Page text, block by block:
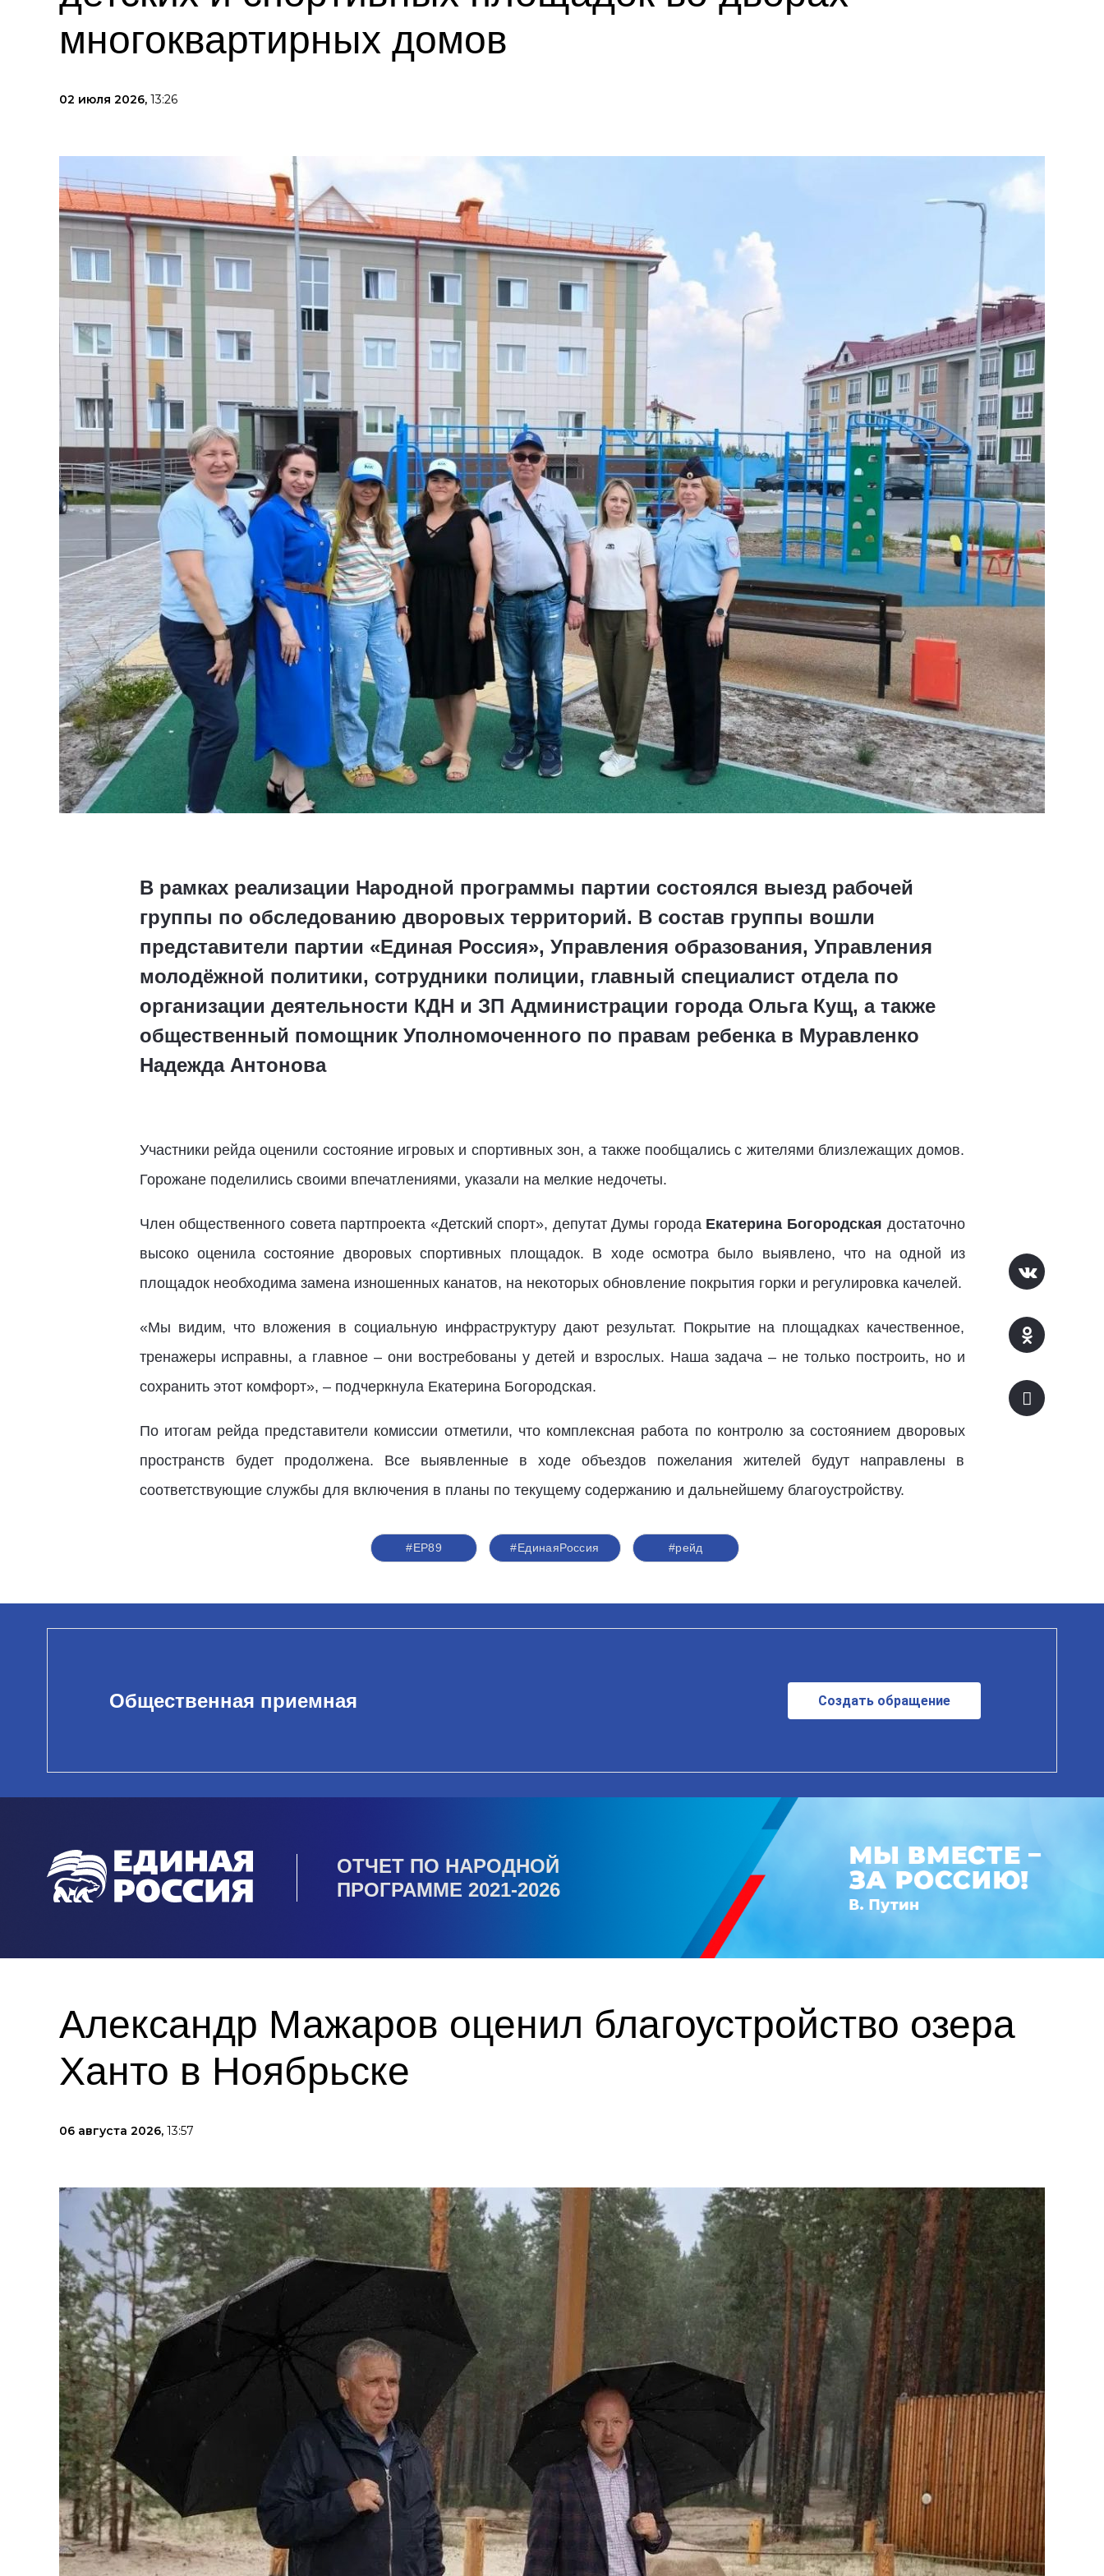
многоквартирных домов
02 июля 2026, 13:26
В рамках реализации Народной программы партии состоялся выезд рабочей
группы по обследованию дворовых территорий. В состав группы вошли
представители партии «Единая Россия», Управления образования, Управления
молодёжной политики, сотрудники полиции, главный специалист отдела по
организации деятельности КДН и ЗП Администрации города Ольга Кущ, а также
общественный помощник Уполномоченного по правам ребенка в Муравленко
Надежда Антонова
Участники рейда оценили состояние игровых и спортивных зон, а также пообщались с жителями близлежащих домов.
Горожане поделились своими впечатлениями, указали на мелкие недочеты.
Член общественного совета партпроекта «Детский спорт», депутат Думы города Екатерина Богородская достаточно
высоко оценила состояние дворовых спортивных площадок. В ходе осмотра было выявлено, что на одной из
площадок необходима замена изношенных канатов, на некоторых обновление покрытия горки и регулировка качелей.
«Мы видим, что вложения в социальную инфраструктуру дают результат. Покрытие на площадках качественное,
тренажеры исправны, а главное – они востребованы у детей и взрослых. Наша задача – не только построить, но и
сохранить этот комфорт», – подчеркнула Екатерина Богородская.
По итогам рейда представители комиссии отметили, что комплексная работа по контролю за состоянием дворовых
пространств будет продолжена. Все выявленные в ходе объездов пожелания жителей будут направлены в
соответствующие службы для включения в планы по текущему содержанию и дальнейшему благоустройству.
#ЕР89 #ЕдинаяРоссия #рейд
Общественная приемная Создать обращение
ОТЧЕТ ПО НАРОДНОЙ
ПРОГРАММЕ 2021-2026
Александр Мажаров оценил благоустройство озера
Ханто в Ноябрьске
06 августа 2026, 13:57